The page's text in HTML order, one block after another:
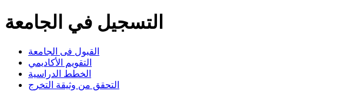
التسجيل في الجامعة
القبول فى الجامعة
التقويم الأكاديمي
الخطط الدراسية
التحقق من وثيقة التخرج